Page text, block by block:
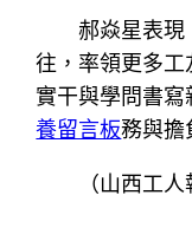
郝焱星表現
往，率領更多工
實干與學問書寫
養留言板務與擔
（山西工人